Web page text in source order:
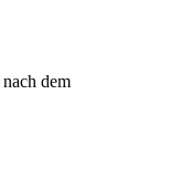
dem